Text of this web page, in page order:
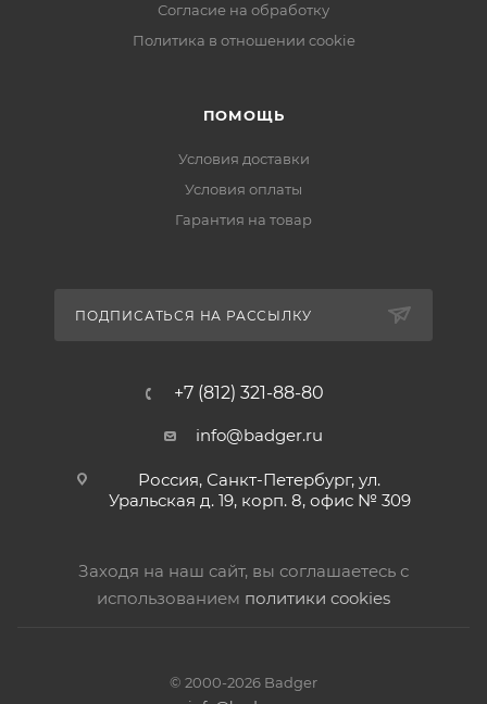
Согласие на обработку
Политика в отношении cookie
ПОМОЩЬ
Условия доставки
Условия оплаты
Гарантия на товар
ПОДПИСАТЬСЯ НА РАССЫЛКУ
+7 (812) 321-88-80
info@badger.ru
Россия, Санкт-Петербург, ул.
Уральская д. 19, корп. 8, офис № 309
Заходя на наш сайт, вы соглашаетесь с
использованием политики cookies
© 2000-2026 Badger